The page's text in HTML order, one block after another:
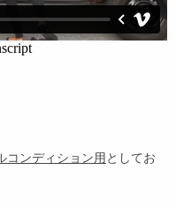
コンディション用 としてお